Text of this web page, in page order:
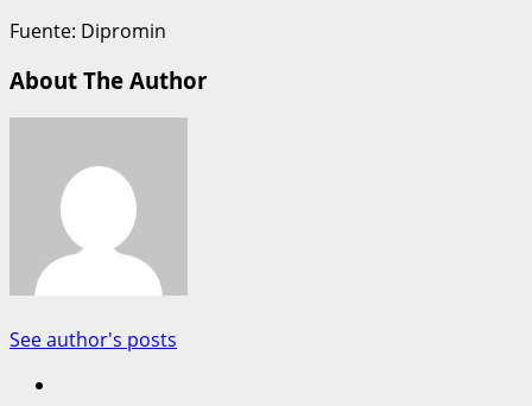
Fuente: Dipromin
About The Author
See author's posts